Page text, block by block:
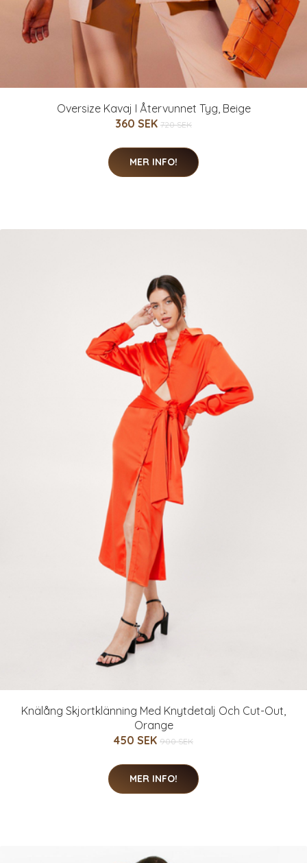
Oversize Kavaj I Återvunnet Tyg, Beige
360 SEK 720 SEK
MER INFO!
Knälång Skjortklänning Med Knytdetalj Och Cut-Out,
Orange
450 SEK 900 SEK
MER INFO!